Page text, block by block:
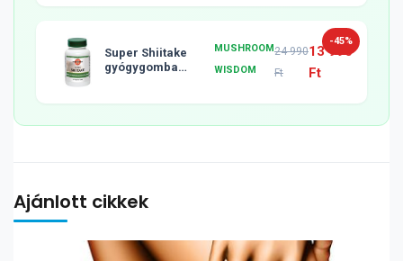
-45%
Super Shiitake
gyógygomba
MUSHROOM
WISDOM
24 990
Ft
13 990
Ft
Ajánlott cikkek